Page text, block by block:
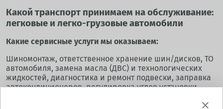
Какой транспорт принимаем на обслуживание:
легковые и легко-грузовые автомобили
Какие сервисные услуги мы оказываем:
Шиномонтаж, ответственное хранение шин/дисков, ТО
автомобиля, замена масла (ДВС) и технологических
жидкостей, диагностика и ремонт подвески, заправка
автокондиционеров, регулировка углов установки